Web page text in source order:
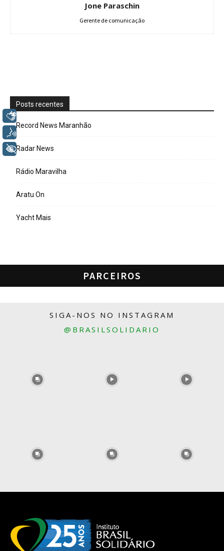
Jone Paraschin
Gerente de comunicação
Posts recentes
Record News Maranhão
Radar News
Rádio Maravilha
Aratu On
Yacht Mais
PARCEIROS
SIGA-NOS NO INSTAGRAM
@BRASILSOLIDARIO
+ Acessibilidade